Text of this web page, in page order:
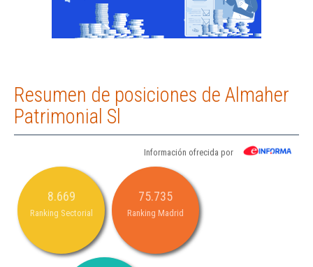
Resumen de posiciones de Almaher
Patrimonial Sl
Información ofrecida por
8.669
Ranking Sectorial
75.735
Ranking Madrid